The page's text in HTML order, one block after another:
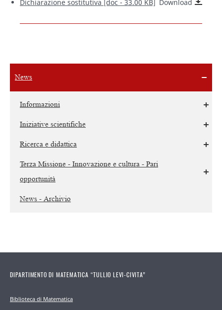
News
Informazioni
Iniziative scientifiche
Ricerca e didattica
Terza Missione - Innovazione e cultura - Pari
opportunità
News - Archivio
Dichiarazione sostitutiva [doc - 33.00 KB] Download
DIPARTIMENTO DI MATEMATICA “TULLIO LEVI-CIVITA”
Biblioteca di Matematica